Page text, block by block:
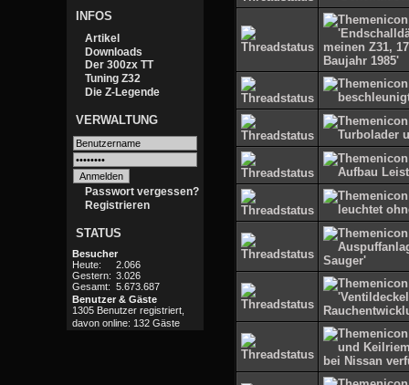
INFOS
Artikel
Downloads
Der 300zx TT
Tuning Z32
Die Z-Legende
VERWALTUNG
Passwort vergessen?
Registrieren
STATUS
Besucher
Heute:
2.066
Gestern: 3.026
Gesamt: 5.673.687
Benutzer & Gäste
1305 Benutzer registriert,
davon online: 132 Gäste